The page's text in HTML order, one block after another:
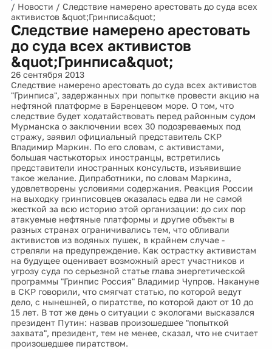
/ Новости / Следствие намерено арестовать до суда всех
активистов &quot;Гринписа&quot;
Следствие намерено арестовать
до суда всех активистов
&quot;Гринписа&quot;
26 сентября 2013
Следствие намерено арестовать до суда всех активистов
"Гринписа", задержанных при попытке провести акцию на
нефтяной платформе в Баренцевом море. О том, что
следствие будет ходатайствовать перед районным судом
Мурманска о заключении всех 30 подозреваемых под
стражу, заявил официальный представитель СКР
Владимир Маркин. По его словам, с активистами,
большая частькоторых иностранцы, встретились
представители иностранных консульств, изъявившие
такое желание. Дипработники, по словам Маркина,
удовлетворены условиями содержания. Реакция России
на выходку гринписовцев оказалась едва ли не самой
жесткой за всю историю этой организации: до сих пор
атакуемые нефтяные платформы и другие объекты в
разных странах ограничивались тем, что обливали
активистов из водяных пушек, в крайнем случае -
стреляли на предупреждение. Как острастку активистам
на будущее оценивает возможный арест участников и
угрозу суда по серьезной статье глава энергетической
программы "Гринпис Россия" Владимир Чупров. Накануне
в СКР говорили, что смягчат статью, по которой ведут
дело, с нынешней, о пиратстве, по которой дают от 10 до
15 лет. В тот же день о ситуации с экологами высказался
президент Путин: назвав произошедшее "попыткой
захвата", президент, тем не менее, сказал, что не считает
произошедшее пиратством.